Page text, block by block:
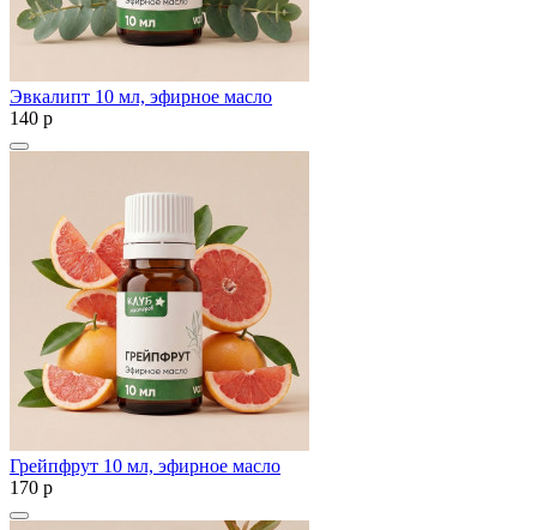
Эвкалипт 10 мл, эфирное масло
140 p
Грейпфрут 10 мл, эфирное масло
170 p